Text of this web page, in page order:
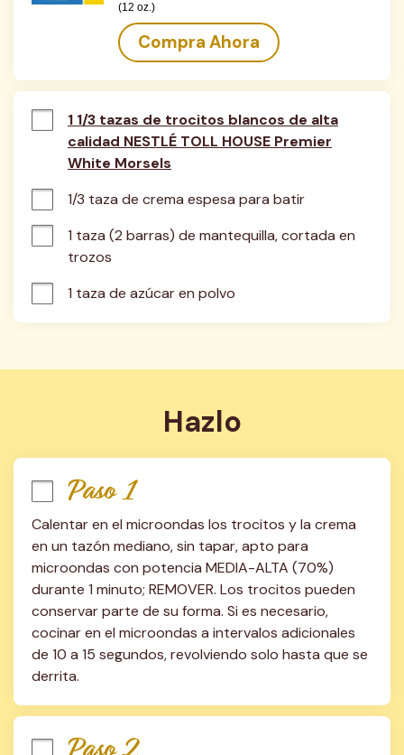
(12 oz.)
Compra Ahora
1 1/3 tazas de trocitos blancos de alta
calidad NESTLÉ TOLL HOUSE Premier
White Morsels
1/3 taza de crema espesa para batir
1 taza (2 barras) de mantequilla, cortada en
trozos
1 taza de azúcar en polvo
Hazlo
Paso 1
Calentar en el microondas los trocitos y la crema
en un tazón mediano, sin tapar, apto para
microondas con potencia MEDIA-ALTA (70%)
durante 1 minuto; REMOVER. Los trocitos pueden
conservar parte de su forma. Si es necesario,
cocinar en el microondas a intervalos adicionales
de 10 a 15 segundos, revolviendo solo hasta que se
derrita.